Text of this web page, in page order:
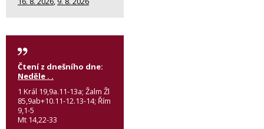
Čtení z dnešního dne:
Neděle . .
1 Král 19,9a.11-13a; Žalm Žl
85,9ab+10.11-12.13-14; Řím
9,1-5
Mt 14,22-33